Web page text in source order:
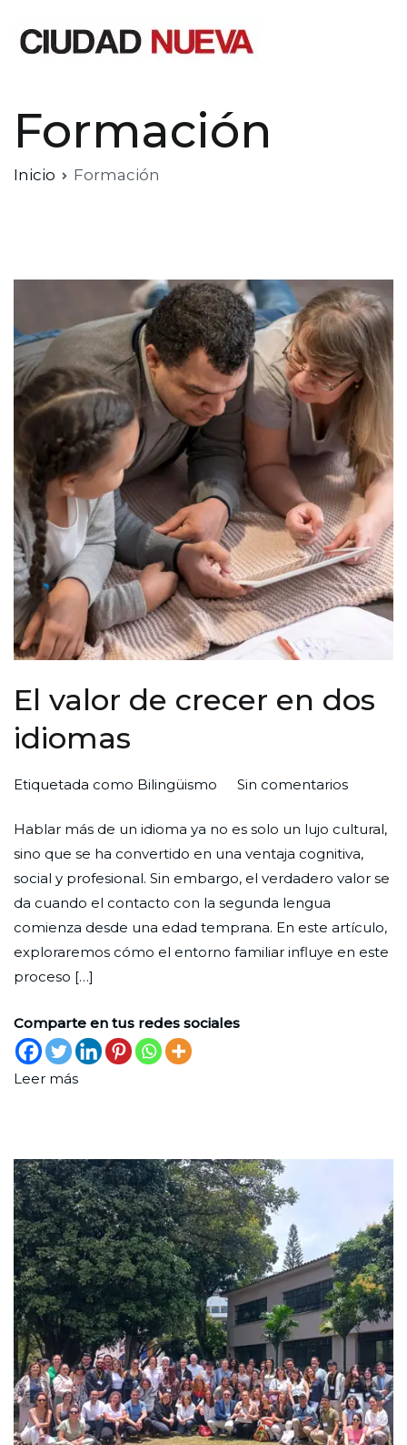
Formación
Inicio Formación
El valor de crecer en dos
idiomas
Por
Ciudad
Nueva
Publicada
31
de
octubre
de
2025
Publicada
Formación,
Infancia,
Pedagogía
Etiquetada como Bilingüismo Sin comentariosen
valor
de
crecer
dos
idiomas
Hablar más de un idioma ya no es solo un lujo cultural,
sino que se ha convertido en una ventaja cognitiva,
social y profesional. Sin embargo, el verdadero valor se
da cuando el contacto con la segunda lengua
comienza desde una edad temprana. En este artículo,
exploraremos cómo el entorno familiar influye en este
proceso […]
Comparte en tus redes sociales
Leer más